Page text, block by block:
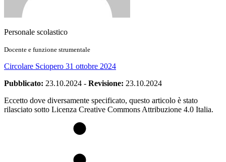
Personale scolastico
Docente e funzione strumentale
Circolare Sciopero 31 ottobre 2024
Pubblicato: 23.10.2024 - Revisione: 23.10.2024
Eccetto dove diversamente specificato, questo articolo è stato
rilasciato sotto Licenza Creative Commons Attribuzione 4.0 Italia.